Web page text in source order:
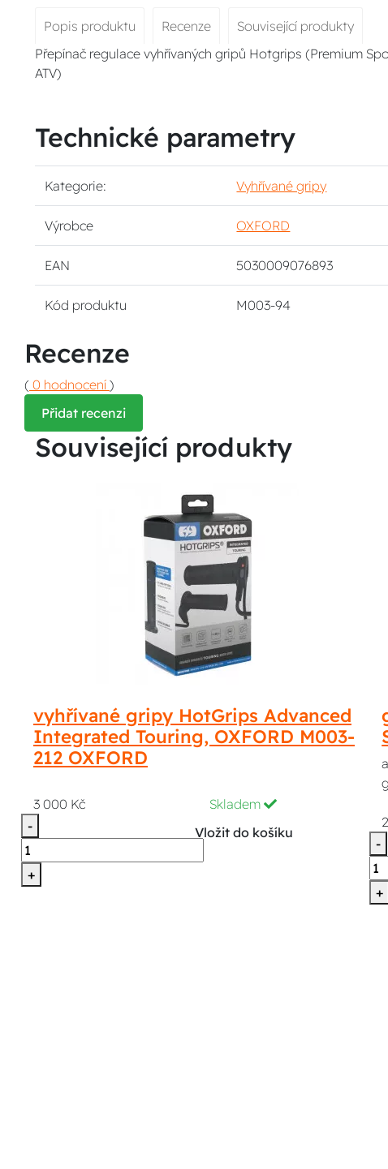
Popis produktu
Recenze
Související produkty
Přepínač regulace vyhřívaných gripů Hotgrips (Premium
ATV)
Technické parametry
Kategorie: Vyhřívané gripy
Výrobce OXFORD
EAN 5030009076893
Kód produktu M003-94
Recenze
( 0 hodnocení )
Přidat recenzi
Související produkty
vyhřívané gripy HotGrips Advanced
Integrated Touring, OXFORD M003-
212 OXFORD
3 000 Kč
Skladem
-
+
Vložit do košíku
-
+